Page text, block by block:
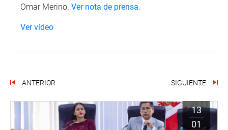
Omar Merino. Ver nota de prensa.
Ver vídeo
ANTERIOR SIGUIENTE
13
01